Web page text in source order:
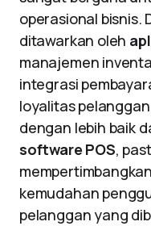
operasional bisnis.
ditawarkan oleh
manajemen
integrasi
loyalitas
dengan lebih baik
software POS,
kemudahan
pelanggan yang